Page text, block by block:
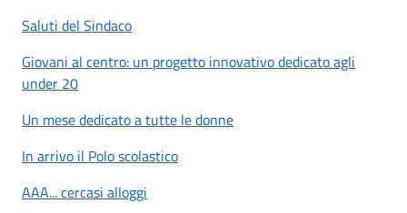
Saluti del Sindaco
Giovani al centro: un progetto innovativo dedicato agli
under 20
Un mese dedicato a tutte le donne
In arrivo il Polo scolastico
AAA... cercasi alloggi